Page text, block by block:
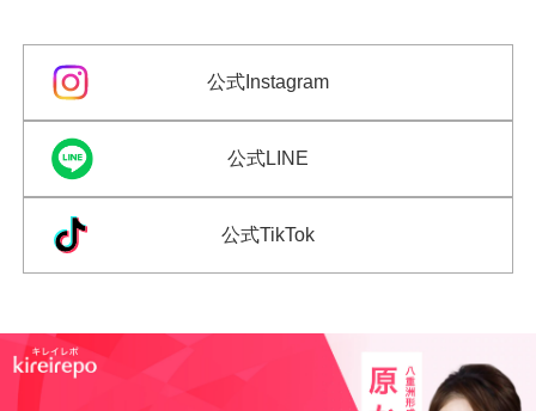
公式Instagram
公式LINE
公式TikTok